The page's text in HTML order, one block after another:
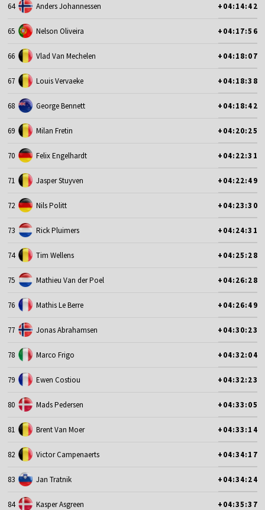
64 Anders Johannessen +04:14:42
65 Nelson Oliveira +04:17:56
66 Vlad Van Mechelen +04:18:07
67 Louis Vervaeke +04:18:38
68 George Bennett +04:18:42
69 Milan Fretin +04:20:25
70 Felix Engelhardt +04:22:31
71 Jasper Stuyven +04:22:49
72 Nils Politt +04:23:30
73 Rick Pluimers +04:24:31
74 Tim Wellens +04:25:28
75 Mathieu Van der Poel +04:26:28
76 Mathis Le Berre +04:26:49
77 Jonas Abrahamsen +04:30:23
78 Marco Frigo +04:32:04
79 Ewen Costiou +04:32:23
80 Mads Pedersen +04:33:05
81 Brent Van Moer +04:33:14
82 Victor Campenaerts +04:34:17
83 Jan Tratnik +04:34:24
84 Kasper Asgreen +04:35:37